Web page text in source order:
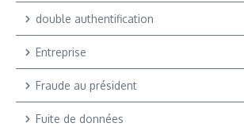
double authentification
Entreprise
Fraude au président
Fuite de données